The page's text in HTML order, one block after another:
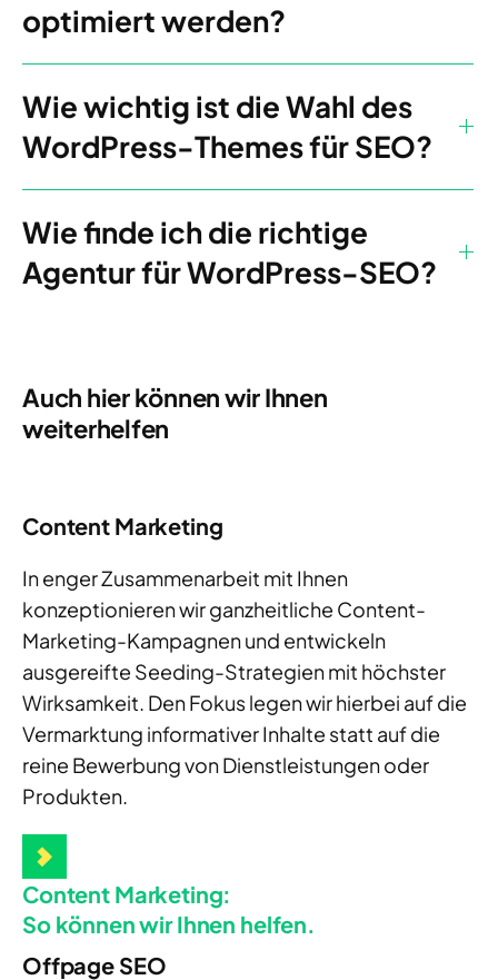
optimiert werden?
Wie wichtig ist die Wahl des
WordPress-Themes für SEO?
Wie finde ich die richtige
Agentur für WordPress-SEO?
Auch hier können wir Ihnen
weiterhelfen
Content Marketing
In enger Zusammenarbeit mit Ihnen
konzeptionieren wir ganzheitliche Content-
Marketing-Kampagnen und entwickeln
ausgereifte Seeding-Strategien mit höchster
Wirksamkeit. Den Fokus legen wir hierbei auf die
Vermarktung informativer Inhalte statt aufdie
reine Bewerbung von Dienstleistungen oder
Produkten.
Content Marketing:
So können wir Ihnen helfen.
Offpage SEO